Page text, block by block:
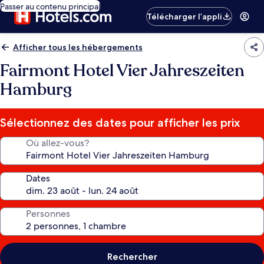
Passer au contenu principal
Télécharger l’appli
Afficher tous les hébergements
Fairmont Hotel Vier Jahreszeiten
Hamburg
Sélectionnez des dates pour afficher les prix
Où allez-vous?
Dates
Personnes
Rechercher